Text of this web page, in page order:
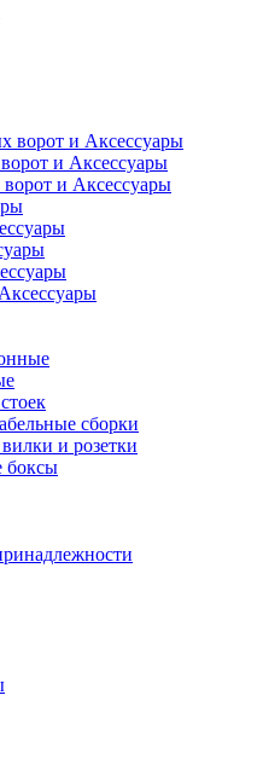
ворот и Аксессуары
и Аксессуары
и Аксессуары
сборки
и розетки
боксы